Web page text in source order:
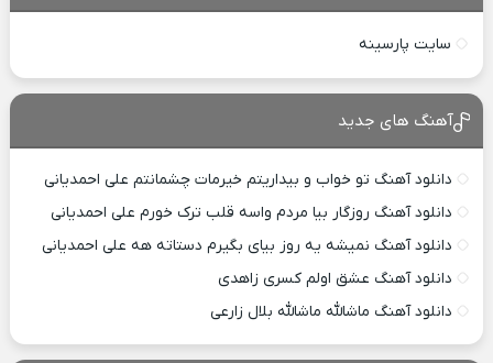
سایت پارسینه
آهنگ های جدید
دانلود آهنگ تو خواب و بیداریتم خیرمات چشمانتم علی احمدیانی
دانلود آهنگ روزگار بیا مردم واسه قلب ترک خورم علی احمدیانی
دانلود آهنگ نمیشه یه روز بیای بگیرم دستاته هه علی احمدیانی
دانلود آهنگ عشق اولم کسری زاهدی
دانلود آهنگ ماشالله ماشالله بلال زارعی